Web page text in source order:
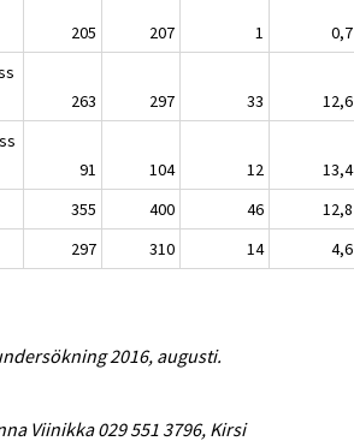
205 207 1
0,7
263 297 33
12,6
91 104 12
13,4
355 400 46
12,8
297 310 14 4,6
2016, augusti.
Viinikka 029 551 3796, Kirsi